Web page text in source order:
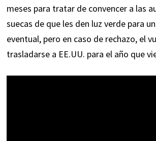
meses para tratar de convencer a las
suecas de que les den luz verde para
eventual, pero en caso de rechazo, el
trasladarse a EE.UU. para el año que